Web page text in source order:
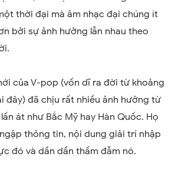
thời đại mà âm nhạc đại chúng ít
bởi sự ảnh hưởng lẫn nhau theo
của V-pop (vốn dĩ ra đời từ khoảng
đây) đã chịu rất nhiều ảnh hưởng từ
át như Bắc Mỹ hay Hàn Quốc. Họ
thông tin, nội dung giải trí nhập
đó và dần dần thấm đẫm nó.